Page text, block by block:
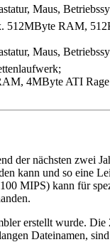
Maus,
RAM,
Maus,
4MByte ATI
der nächsten zwei
kann und so eine
MIPS) kann für
erstellt wurde.
Dateinamen,